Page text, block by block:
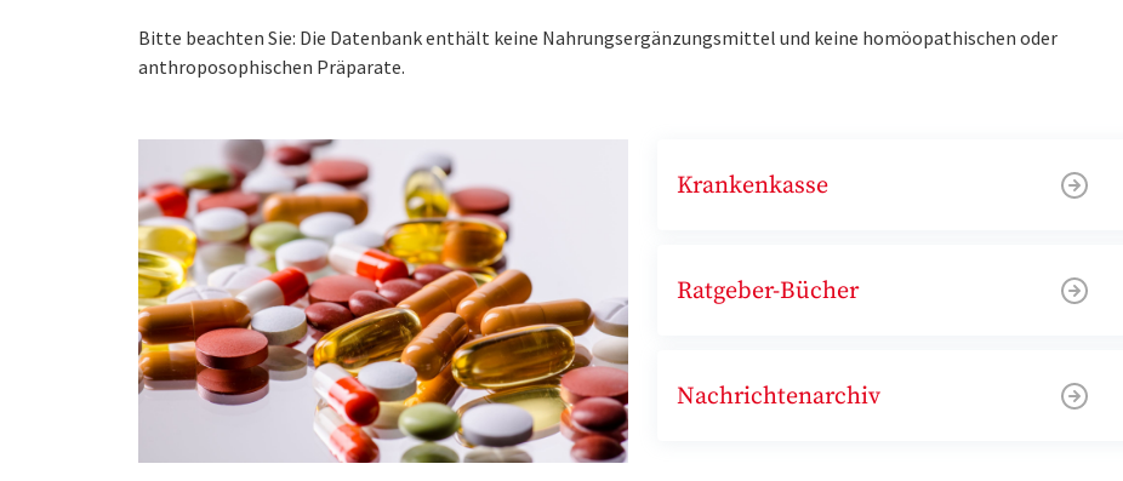
Bitte beachten Sie: Die Datenbank enthält keine Nahrungsergänzungsmittel und keine homöopathischen oder
anthroposophischen Präparate.
Krankenkasse
Ratgeber-Bücher
Nachrichtenarchiv